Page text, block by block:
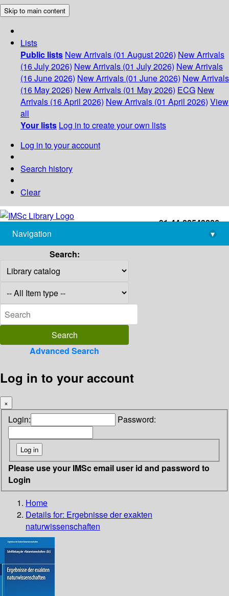
Skip to main content
Lists
Public lists New Arrivals (01 August 2026) New Arrivals
(16 July 2026) New Arrivals (01 July 2026) New Arrivals
(16 June 2026) New Arrivals (01 June 2026) New Arrivals
(16 May 2026) New Arrivals (01 May 2026) ECG New
Arrivals (16 April 2026) New Arrivals (01 April 2026) View
all
Your lists Log in to create your own lists
Log in to your account
Search history
Clear
+91-44-22543226
library@imsc.res.in
Navigation
▾
Search:
Advanced Search
Log in to your account
×
Login: Password:
Please use your IMSc email user id and password to
Login
Home
Details for: Ergebnisse der exakten
naturwissenschaften